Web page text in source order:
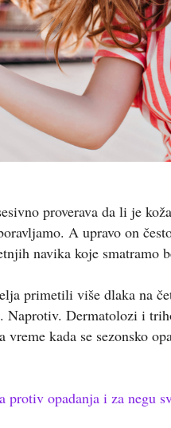
proverava da li je
A upravo on
navika koje smatramo
primetili više dlaka na
Naprotiv. Dermatolozi i
kada se sezonsko
protiv opadanja i za negu